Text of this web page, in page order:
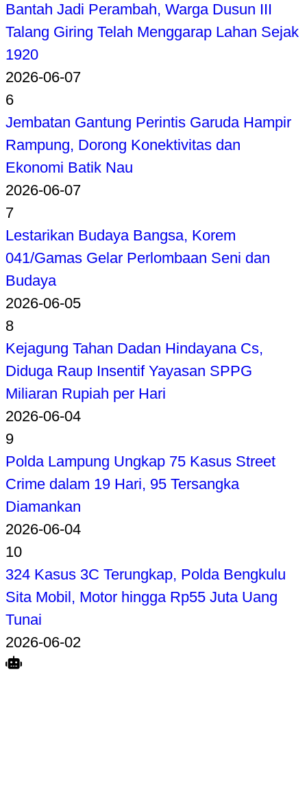
Bantah Jadi Perambah, Warga Dusun III
Talang Giring Telah Menggarap Lahan Sejak
1920
2026-06-07
6
Jembatan Gantung Perintis Garuda Hampir
Rampung, Dorong Konektivitas dan
Ekonomi Batik Nau
2026-06-07
7
Lestarikan Budaya Bangsa, Korem
041/Gamas Gelar Perlombaan Seni dan
Budaya
2026-06-05
8
Kejagung Tahan Dadan Hindayana Cs,
Diduga Raup Insentif Yayasan SPPG
Miliaran Rupiah per Hari
2026-06-04
9
Polda Lampung Ungkap 75 Kasus Street
Crime dalam 19 Hari, 95 Tersangka
Diamankan
2026-06-04
10
324 Kasus 3C Terungkap, Polda Bengkulu
Sita Mobil, Motor hingga Rp55 Juta Uang
Tunai
2026-06-02